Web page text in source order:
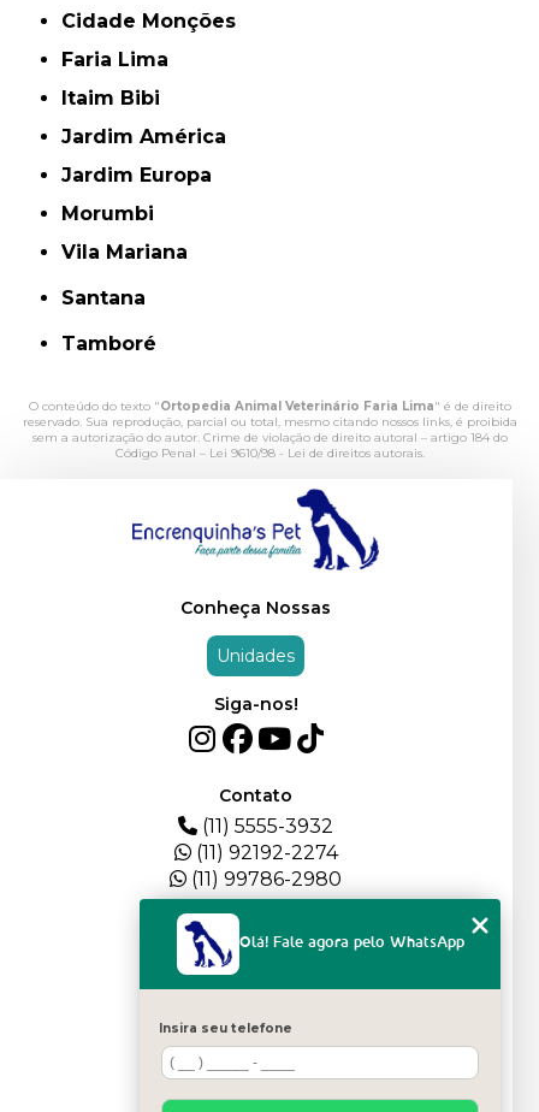
Cidade Monções
Faria Lima
Itaim Bibi
Jardim América
Jardim Europa
Morumbi
Vila Mariana
Santana
Tamboré
O conteúdo do texto "Ortopedia Animal Veterinário Faria Lima" é de direito
reservado. Sua reprodução, parcial ou total, mesmo citando nossos links, é proibida
sem a autorização do autor. Crime de violação de direito autoral – artigo 184 do
Código Penal – Lei 9610/98 - Lei de direitos autorais.
Conheça Nossas
Unidades
Siga-nos!
Contato
(11) 5555-3932
(11) 92192-2274
(11) 99786-2980
QUEM SOMOS
BLOG
Olá! Fale agora pelo WhatsApp
Insira seu telefone